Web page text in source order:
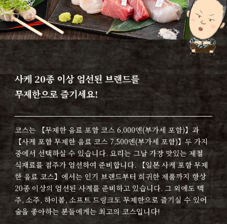
사케 20종 이상 엄선된 브랜드를
무제한으로 즐기세요!
코스는 【무제한 음료 포함 코스 6,000엔(부가세 포함)】과
【사케 포함 무제한 음료 코스 7,500엔(부가세 포함)】두 가지
중에서 선택하실 수 있습니다. 요리는 그날 가장 맛있는 제철
식재료를 점주가 엄선하여 준비합니다. 【일본 사케 포함 무제
한 음료 코스】에서는 인기 브랜드부터 희귀한 제품까지 항상
20종 이상의 엄선된 사케를 준비하고 있습니다. 그 외에도 맥
주, 소주, 하이볼, 소프트 드링크도 무제한으로 즐기실 수 있어
술을 좋아하는 분들에게는 최고의 코스입니다!